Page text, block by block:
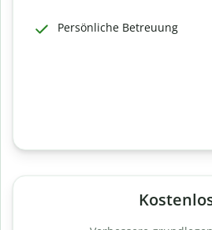
Persönliche Betreuung